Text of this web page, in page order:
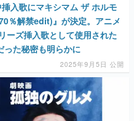
入歌にマキシマム ザ ホルモ
％解禁edit)』が決定。アニメ
ーズ挿入歌として使用された
った秘密も明らかに
2025年9月5日 公開